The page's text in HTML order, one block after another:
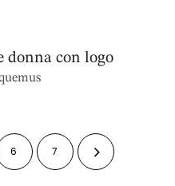
donna con logo
6 7